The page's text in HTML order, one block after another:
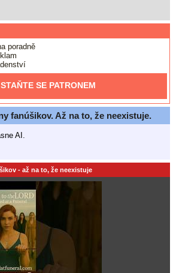
poradně
STAŇTE SE PATRONEM
fanúšikov. Až na to, že neexistuje.
AI.
- až na to, že neexistuje